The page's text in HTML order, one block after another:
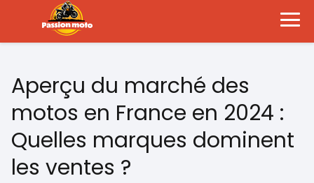
Aperçu du marché des
motos en France en 2024 :
Quelles marques dominent
les ventes ?